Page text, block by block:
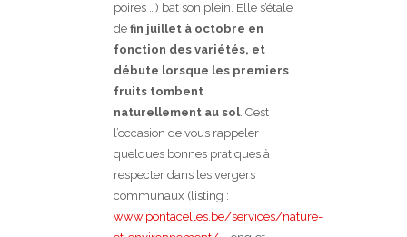
poires …) bat son plein. Elle s’étale
de fin juillet à octobre en
fonction des variétés, et
débute lorsque les premiers
fruits tombent
naturellement au sol. C’est
l’occasion de vous rappeler
quelques bonnes pratiques à
respecter dans les vergers
communaux (listing :
www.pontacelles.be/services/nature-